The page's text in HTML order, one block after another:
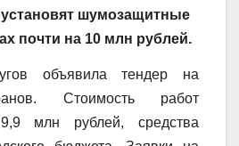
шумозащитные
почти на 10 млн рублей.
объявила тендер на
Стоимость работ
млн рублей, средства